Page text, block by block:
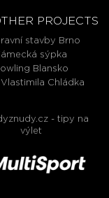
PROJECTS
stavby Brno
sýpka
Blansko
Chládka